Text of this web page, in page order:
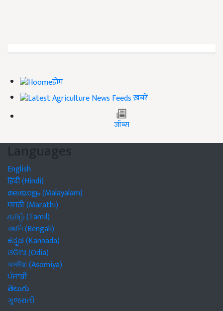
होम
ख़बरें
जॉब्स
Languages
English
हिंदी (Hindi)
മലയാളം (Malayalam)
मराठी (Marathi)
தமிழ் (Tamil)
বাঙালি (Bengali)
ಕನ್ನಡ (Kannada)
ଓଡିଆ (Odia)
অসমীয়া (Asomiya)
ਪੰਜਾਬੀ
తెలుగు
ગુજરાતી